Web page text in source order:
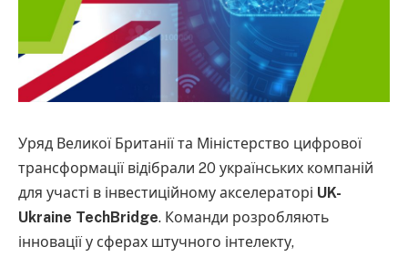
Уряд Великої Британії та Міністерство цифрової
трансформації відібрали 20 українських компаній
для участі в інвестиційному акселераторі UK-
Ukraine TechBridge. Команди розробляють
інновації у сферах штучного інтелекту,